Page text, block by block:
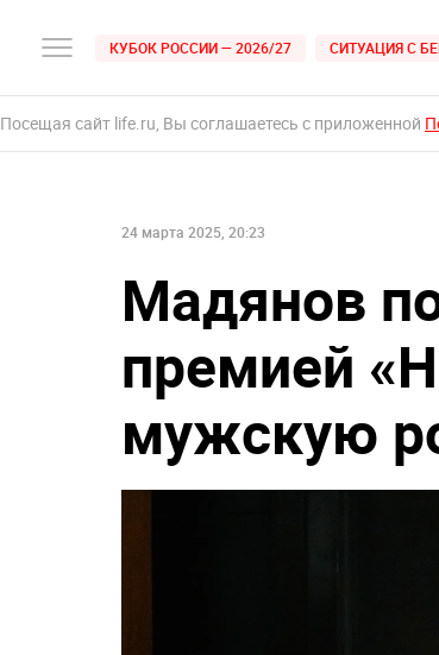
КУБОК РОССИИ — 2026/27 СИТУАЦИЯ С
Посещая сайт life.ru, Вы соглашаетесь с приложенной
24 марта 2025, 20:23
Мадянов
премией
мужскую